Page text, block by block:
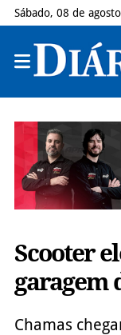
Sábado, 08 de
Scooter
garagem
Chamas